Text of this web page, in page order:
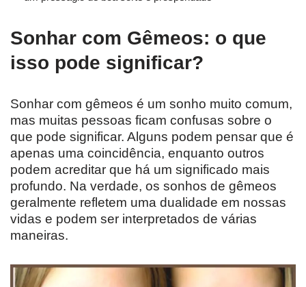
Sonhar com Gêmeos: o que
isso pode significar?
Sonhar com gêmeos é um sonho muito comum,
mas muitas pessoas ficam confusas sobre o
que pode significar. Alguns podem pensar que é
apenas uma coincidência, enquanto outros
podem acreditar que há um significado mais
profundo. Na verdade, os sonhos de gêmeos
geralmente refletem uma dualidade em nossas
vidas e podem ser interpretados de várias
maneiras.